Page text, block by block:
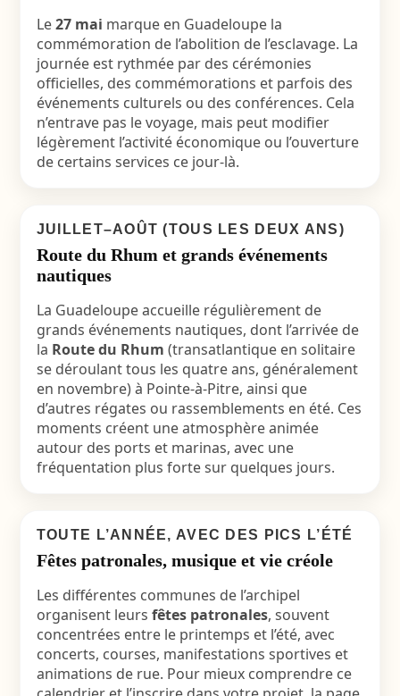
Le27 mai marque en Guadeloupe la
commémoration de l’abolition de l’esclavage. La
journée est rythmée par des cérémonies
officielles, des commémorations et parfois des
événements culturels ou des conférences. Cela
n’entrave pas le voyage, mais peut modifier
légèrement l’activité économique ou l’ouverture
de certains services ce jour-là.
JUILLET–AOÛT (TOUS LES DEUX ANS)
Route du Rhum et grands événements
nautiques
La Guadeloupe accueille régulièrement de
grands événements nautiques, dont l’arrivée de
la Route du Rhum (transatlantique en solitaire
se déroulant tous les quatre ans, généralement
en novembre) à Pointe-à-Pitre, ainsi que
d’autres régates ou rassemblements en été. Ces
moments créent une atmosphère animée
autour des ports et marinas, avec une
fréquentation plus forte sur quelques jours.
TOUTE L’ANNÉE, AVEC DES PICS L’ÉTÉ
Fêtes patronales, musique et vie créole
Les différentes communes de l’archipel
organisent leurs fêtes patronales, souvent
concentrées entre le printemps et l’été, avec
concerts, courses, manifestations sportives et
animations de rue. Pour mieux comprendre ce